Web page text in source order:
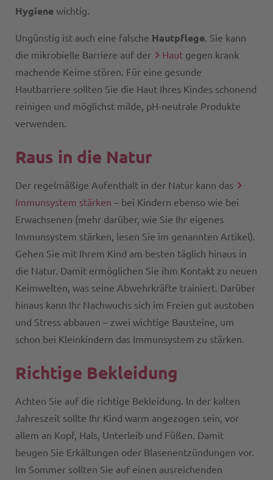
Hygiene wichtig.
Ungünstig ist auch eine falsche Hautpflege. Sie kann
die mikrobielle Barriere auf der
Haut gegen krank
machende Keime stören. Für eine gesunde
Hautbarriere sollten Sie die Haut Ihres Kindes schonend
reinigen und möglichst milde, pH-neutrale Produkte
verwenden.
Raus in die Natur
Der regelmäßige Aufenthalt in der Natur kann das
Immunsystem stärken – bei Kindern ebenso wie bei
Erwachsenen (mehr darüber, wie Sie Ihr eigenes
Immunsystem stärken, lesen Sie im genannten Artikel).
Gehen Sie mit Ihrem Kind am besten täglich hinaus in
die Natur. Damit ermöglichen Sie ihm Kontakt zu neuen
Keimwelten, was seine Abwehrkräfte trainiert. Darüber
hinaus kann Ihr Nachwuchs sich im Freien gut austoben
und Stress abbauen – zwei wichtige Bausteine, um
schon bei Kleinkindern das Immunsystem zu stärken.
Richtige Bekleidung
Achten Sie auf die richtige Bekleidung. In der kalten
Jahreszeit sollte Ihr Kind warm angezogen sein, vor
allem an Kopf, Hals, Unterleib und Füßen. Damit
beugen Sie Erkältungen oder Blasenentzündungen vor.
Im Sommer sollten Sie auf einen ausreichenden